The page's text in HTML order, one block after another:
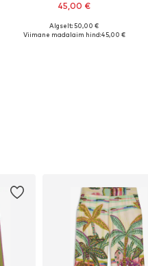
45,00 €
Saadaolevad suurused: XXL-XXXL, 6XL-7XL
Algselt: 50,00 €
Viimane madalaim hind:45,00 €